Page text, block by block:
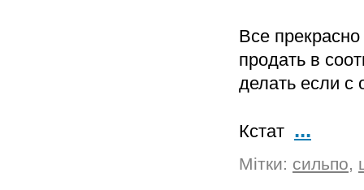
Все
продать в
делать если с
Кстат ...
Мітки: сильпо,